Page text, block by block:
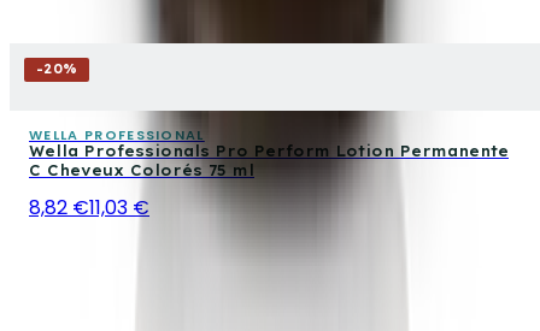
-20%
WELLA PROFESSIONAL
Wella Professionals Pro Perform Lotion Permanente
C Cheveux Colorés 75 ml
8,82 €11,03 €